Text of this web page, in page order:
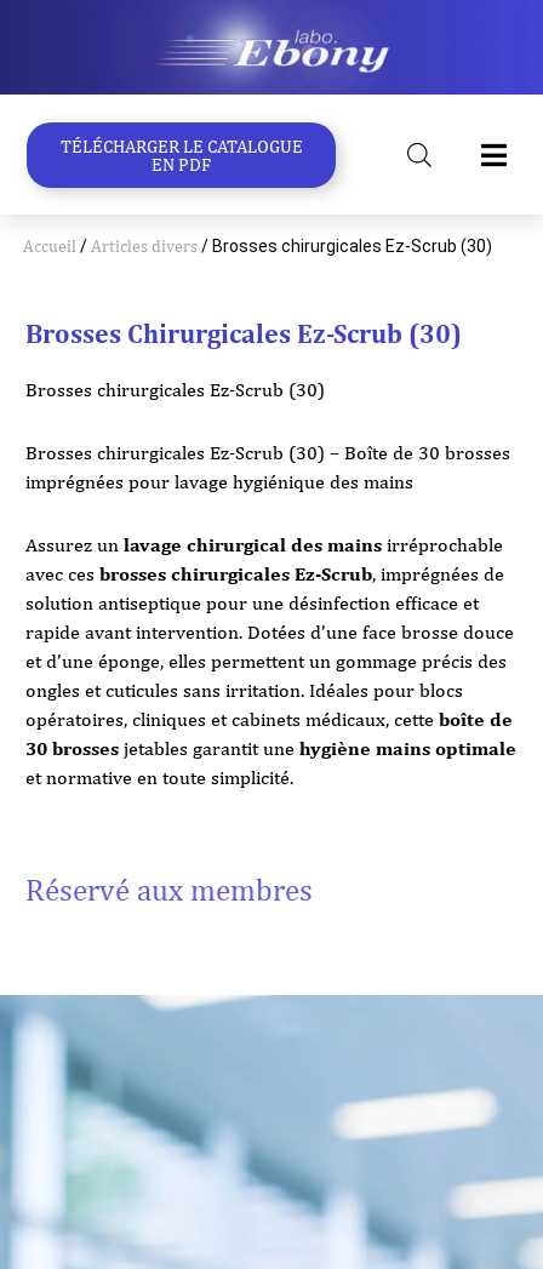
TÉLÉCHARGER LE CATALOGUE
EN PDF
Accueil /Articles divers / Brosses chirurgicales Ez-Scrub (30)
Brosses Chirurgicales Ez-Scrub (30)
Brosses chirurgicales Ez-Scrub (30)
Brosses chirurgicales Ez-Scrub (30) – Boîte de 30 brosses
imprégnées pour lavage hygiénique des mains
Assurez un lavage chirurgical des mains irréprochable
avec ces brosses chirurgicales Ez-Scrub, imprégnées de
solution antiseptique pour une désinfection efficace et
rapide avant intervention. Dotées d’une face brosse douce
et d’une éponge, elles permettent un gommage précis des
ongles et cuticules sans irritation. Idéales pour blocs
opératoires, cliniques et cabinets médicaux, cette boîte de
30 brosses jetables garantit une hygiène mains optimale
et normative en toute simplicité.
Réservé aux membres